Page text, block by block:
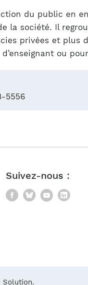
du public en
la société. Il
privées et
ou
5556
Suivez-nous :
Facebook
Bluesky
Solution.